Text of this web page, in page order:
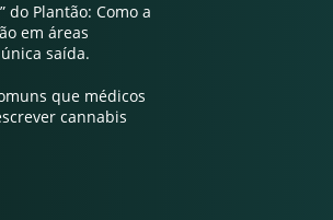
do Plantão: Como a
em áreas
saída.
que médicos
cannabis